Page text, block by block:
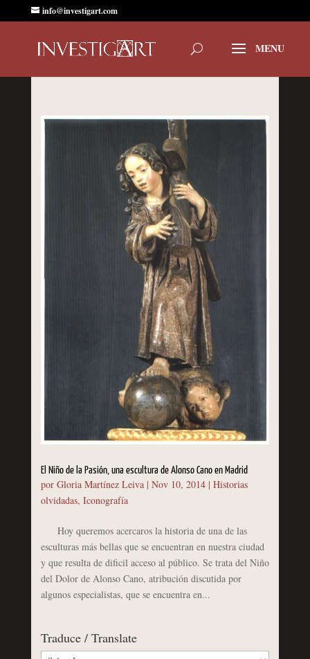
info@investigart.com
El Niño de la Pasión, una escultura de Alonso Cano en Madrid
por Gloria Martínez Leiva| Nov 10, 2014| Historias
olvidadas, Iconografía
Hoy queremos acercaros la historia de una de las
esculturas más bellas que se encuentran en nuestra ciudad
y que resulta de dificil acceso al público. Se trata del Niño
del Dolor de Alonso Cano, atribución discutida por
algunos especialistas, que se encuentra en...
Traduce / Translate